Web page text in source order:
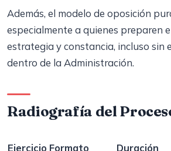
Además, el modelo de oposición
especialmente a quienes preparen
estrategia y constancia, incluso sin
dentro de la Administración.
Radiografía del
Ejercicio Formato Duración